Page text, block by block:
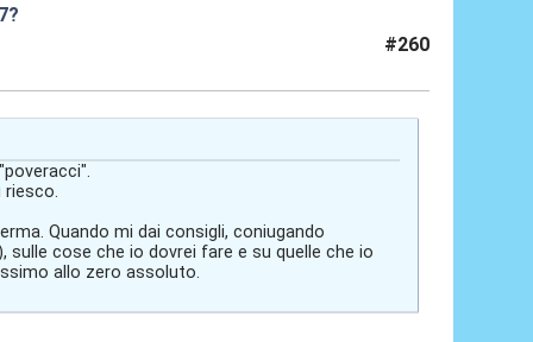
#260
riesco.
Quando mi dai consigli, coniugando
cose che io dovrei fare e su quelle che io
allo zero assoluto.